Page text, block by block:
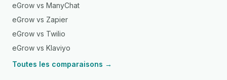
eGrow vs ManyChat
eGrow vs Zapier
eGrow vs Twilio
eGrow vs Klaviyo
Toutes les comparaisons →